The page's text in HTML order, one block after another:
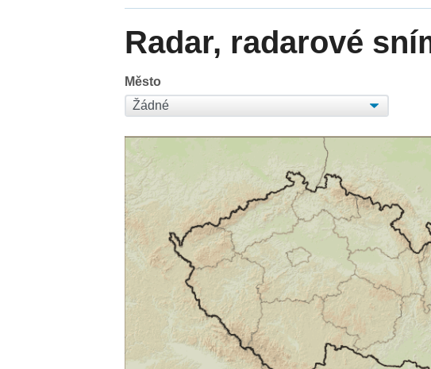
Radar, radarové
Město